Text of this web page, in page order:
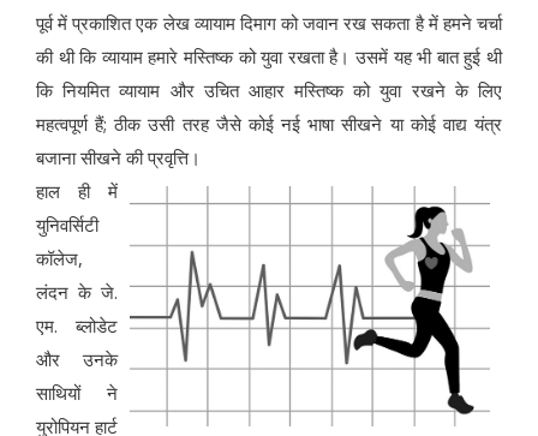
पूर्व में प्रकाशित एक लेख व्यायाम दिमाग को जवान रख सकता है में हमने चर्चा
की थी कि व्यायाम हमारे मस्तिष्क को युवा रखता है। उसमें यह भी बात हुई थी
कि नियमित व्यायाम और उचित आहार मस्तिष्क को युवा रखने के लिए
महत्वपूर्ण हैं; ठीक उसी तरह जैसे कोई नई भाषा सीखने या कोई वाद्य यंत्र
बजाना सीखने की प्रवृत्ति।
हाल ही में
युनिवर्सिटी
कॉलेज,
लंदन के जे.
एम. ब्लोडेट
और उनके
साथियों ने
युरोपियन हार्ट